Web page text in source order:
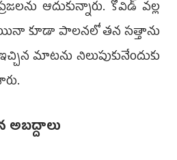
ఆదుకున్నారు. కోవిడ్ వల్ల
కూడా పాలనలో తన సత్తాను
మాటను నిలుపుకునేందుకు
అబద్దాలు